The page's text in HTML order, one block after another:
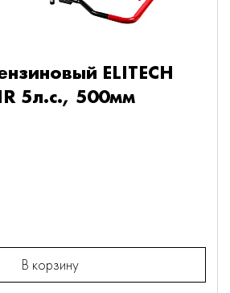
ELITECH
5л.с., 500мм
В корзину